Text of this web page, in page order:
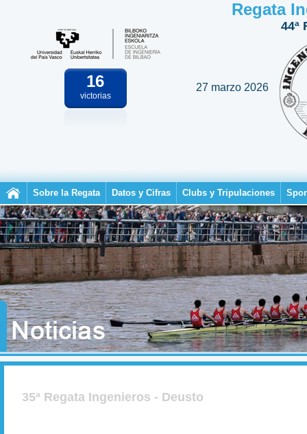
16
victorias
Regata
44ª
27 marzo 2026
Sobre la Regata Datos y Cifras Clubs y Tripulaciones
35ª Regata Ingenieros - Deusto